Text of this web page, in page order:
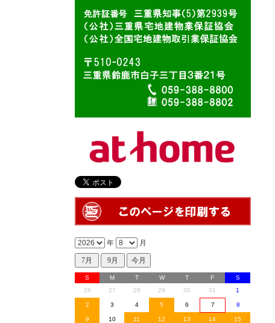
年 月
S M T W T F
S
26
27 28 29 30 31 1
2 3 4 5 6 7 8
9 10 11 12 13 14 15